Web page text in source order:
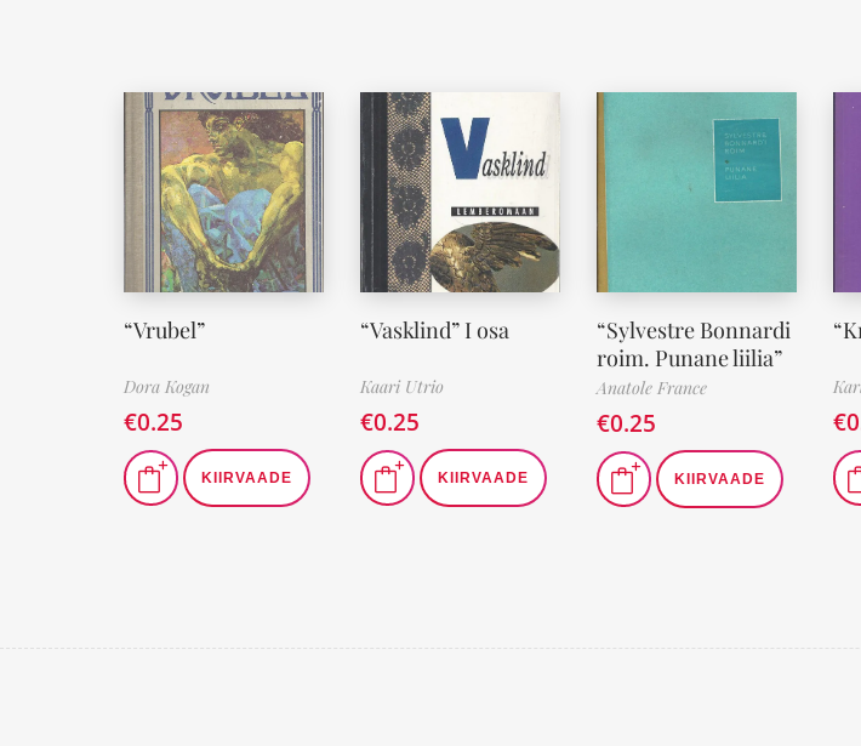
“Vrubel”
Dora Kogan
€0.25
KIIRVAADE
“Vasklind” I osa
Kaari Utrio
€0.25
KIIRVAADE
“Sylvestre Bonnardi
roim. Punane liilia”
Anatole France
€0.25
KIIRVAADE
€